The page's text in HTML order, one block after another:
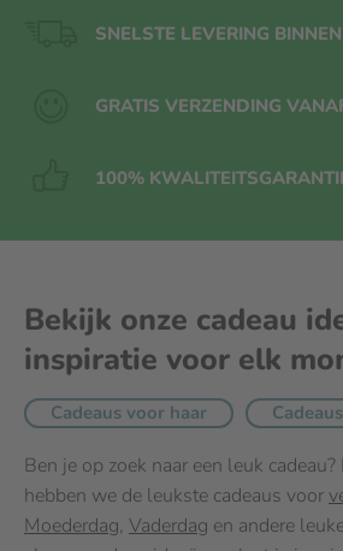
SNELSTE LEVERING
GRATIS VERZENDING
100% KWALITEITS
Bekijk onze cadeau
inspiratie voor elk
Cadeaus voor haar
Ben je op zoek naar een leuk
hebben we de leukste cadeaus voor
Moederdag, Vaderdag en andere